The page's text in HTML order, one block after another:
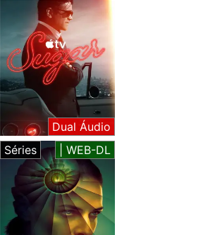
Dual Áudio
Séries
| WEB-DL